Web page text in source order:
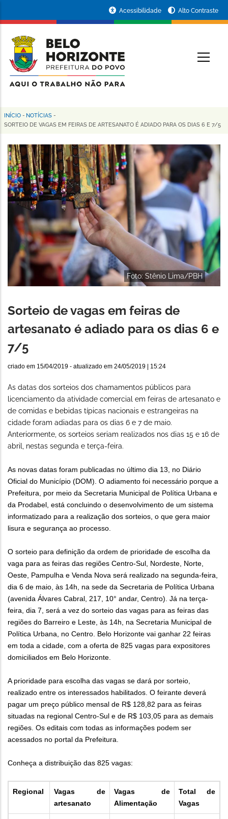
conteúdo
principal
da
Prefeitura
de
Horizonte
Acessibilidade Alto Contraste
Trilha
navegação
INÍCIO - NOTÍCIAS -
SORTEIO DE VAGAS EM FEIRAS DE ARTESANATO É ADIADO PARA OS DIAS 6 E 7/5
Foto: Stênio Lima/PBH
Sorteio de vagas em feiras de
artesanato é adiado para os dias 6 e
7/5
criado em 15/04/2019 - atualizado em 24/05/2019 | 15:24
As datas dos sorteios dos chamamentos públicos para
licenciamento da atividade comercial em feiras de artesanato e
de comidas e bebidas típicas nacionais e estrangeiras na
cidade foram adiadas para os dias 6 e 7 de maio.
Anteriormente, os sorteios seriam realizados nos dias 15 e 16 de
abril, nestas segunda e terça-feira.
As novas datas foram publicadas no último dia 13, no Diário
Oficial do Município (DOM). O adiamento foi necessário porque a
Prefeitura, por meio da Secretaria Municipal de Política Urbana e
da Prodabel, está concluindo o desenvolvimento de um sistema
informatizado para a realização dos sorteios, o que gera maior
lisura e segurança ao processo.
O sorteio para definição da ordem de prioridade de escolha da
vaga para as feiras das regiões Centro-Sul, Nordeste, Norte,
Oeste, Pampulha e Venda Nova será realizado na segunda-feira,
dia 6 de maio, às 14h, na sede da Secretaria de Política Urbana
(avenida Álvares Cabral, 217, 10° andar, Centro). Já na terça-
feira, dia 7, será a vez do sorteio das vagas para as feiras das
regiões do Barreiro e Leste, às 14h, na Secretaria Municipal de
Política Urbana, no Centro. Belo Horizonte vai ganhar 22 feiras
em toda a cidade, com a oferta de 825 vagas para expositores
domiciliados em Belo Horizonte.
A prioridade para escolha das vagas se dará por sorteio,
realizado entre os interessados habilitados. O feirante deverá
pagar um preço público mensal de R$ 128,82 para as feiras
situadas na regional Centro-Sul e de R$ 103,05 para as demais
regiões. Os editais com todas as informações podem ser
acessados no portal da Prefeitura.
Conheça a distribuição das 825 vagas:
Regional
Vagas de
artesanato
Vagas de
Alimentação
Total de
Vagas